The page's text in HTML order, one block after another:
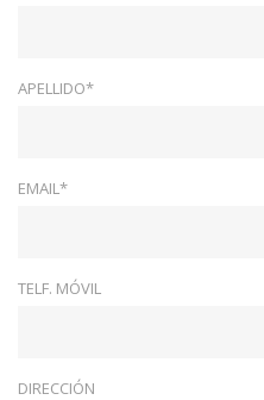
APELLIDO*
EMAIL*
TELF. MÓVIL
DIRECCIÓN